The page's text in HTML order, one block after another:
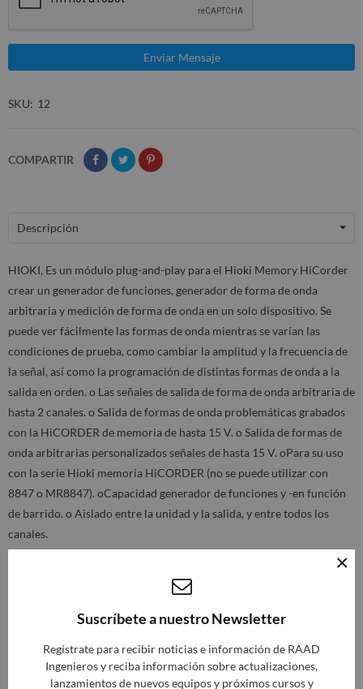
SKU 12
COMPARTIR
Descripción
HIOKI, Es un módulo plug-and-play para el Hioki Memory HiCorder
crear un generador de funciones, generador de forma de onda
arbitraria y medición de forma de onda en un solo dispositivo. Se
puede ver fácilmente las formas de onda mientras se varían las
condiciones de prueba, como cambiar la amplitud y la frecuencia de
la señal, así como la programación de distintas formas de onda a la
salida en orden. o Las señales de salida de forma de onda arbitraria de
hasta 2 canales. o Salida de formas de onda problemáticas grabados
con la HiCORDER de memoria de hasta 15 V. o Salida de formas de
onda arbitrarias personalizados señales de hasta 15 V. oPara su uso
con la serie Hioki memoria HiCORDER (no se puede utilizar con
8847 o MR8847). oCapacidad generador de funciones y -en función
de barrido. o Aislado entre la unidad y la salida, y entre todos los
canales.
×
Suscríbete a nuestro Newsletter
Regístrate para recibir noticias e información de RAAD
Ingenieros y reciba información sobre actualizaciones,
lanzamientos de nuevos equipos y próximos cursos y